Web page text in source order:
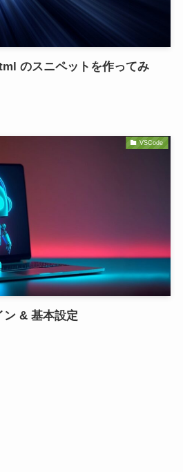
のスニペットを作ってみ
VSCode
ン & 基本設定